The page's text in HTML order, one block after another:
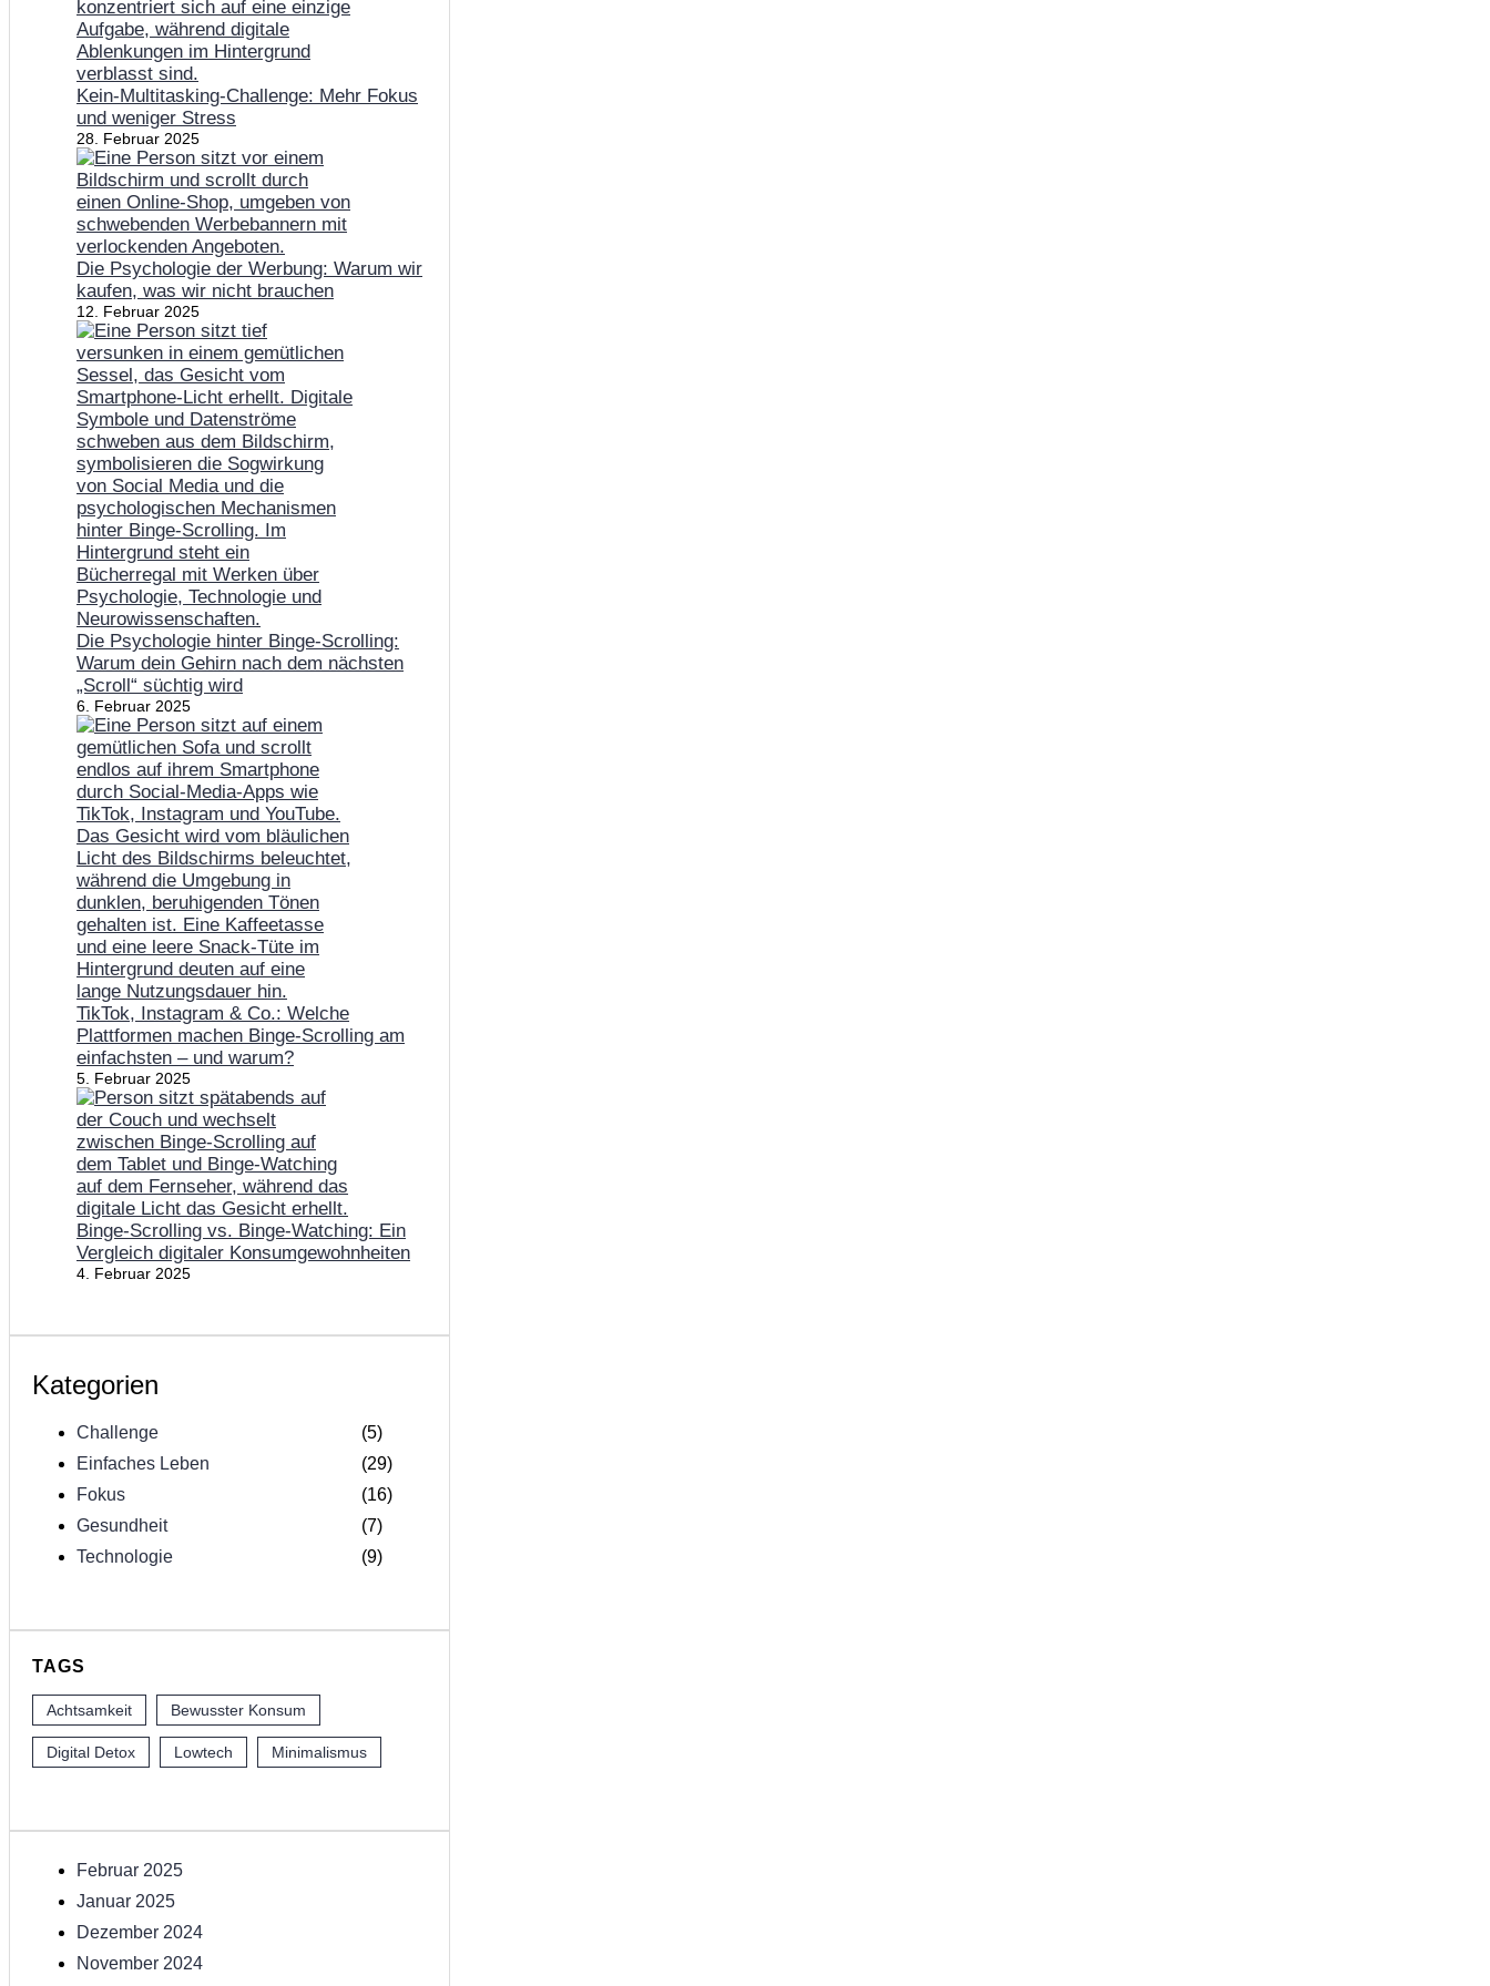
Kein-Multitasking-Challenge: Mehr Fokus
und weniger Stress
28. Februar 2025
Die Psychologie der Werbung: Warum wir
kaufen, was wir nicht brauchen
12. Februar 2025
Die Psychologie hinter Binge-Scrolling:
Warum dein Gehirn nach dem nächsten
„Scroll“ süchtig wird
6. Februar 2025
TikTok, Instagram & Co.: Welche
Plattformen machen Binge-Scrolling am
einfachsten – und warum?
5. Februar 2025
Binge-Scrolling vs. Binge-Watching: Ein
Vergleich digitaler Konsumgewohnheiten
4. Februar 2025
Kategorien
Challenge
(5)
Einfaches Leben
(29)
Fokus
(16)
Gesundheit
(7)
Technologie
(9)
TAGS
Achtsamkeit Bewusster Konsum
Digital Detox Lowtech Minimalismus
Februar 2025
Januar 2025
Dezember 2024
November 2024